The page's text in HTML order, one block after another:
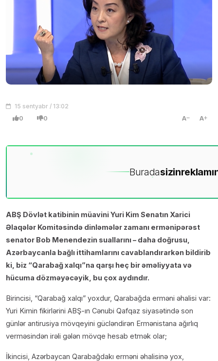
15 sentyabr / 13:02
0 0 A A
Buradasizin
ABŞ Dövlət katibinin müavini Yuri Kim Senatın Xarici
Əlaqələr Komitəsində dinləmələr zamanı ermənipərəst
senator Bob Menendezin suallarını – daha doğrusu,
Azərbaycanla bağlı ittihamlarını cavablandırarkən bildirib
ki, biz “Qarabağ xalqı”na qarşı heç bir əməliyyata və
hücuma dözməyəcəyik, bu çox aydındır.
Birincisi, “Qarabağ xalqı” yoxdur, Qarabağda erməni əhalisi var:
Yuri Kimin fikirlərini ABŞ-ın Cənubi Qafqaz siyasətində son
günlər antirusiya mövqeyini gücləndirən Ermənistana ağırlıq
verməsindən irəli gələn mövqe hesab etmək olar;
İkincisi, Azərbaycan Qarabağdakı erməni əhalisinə yox,